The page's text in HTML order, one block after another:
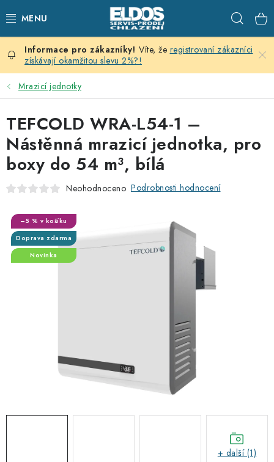
na
PRODEJNÍ CHLAZENÍ
SKLADOVACÍ CHLAZENÍ
CHLAZENÍ PRO PŘÍPRAVU
VÝČEPNÍ ZAŘÍZENÍ
KLIMATIZACE
ZNAČKY
Kontakty
Víte, že registrovaní zákazníci
získávají okamžitou slevu 2%?!
Mrazicí jednotky
TEFCOLD WRA-L54-1 –
Nástěnná mrazicí jednotka, pro
boxy do 54 m³, bílá
Neohodnoceno Podrobnosti hodnocení
Doprava zdarma
Novinka
–5 % v košíku
+ další (1)